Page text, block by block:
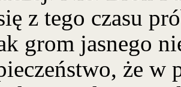
z tego czasu
grom jasnego
że w